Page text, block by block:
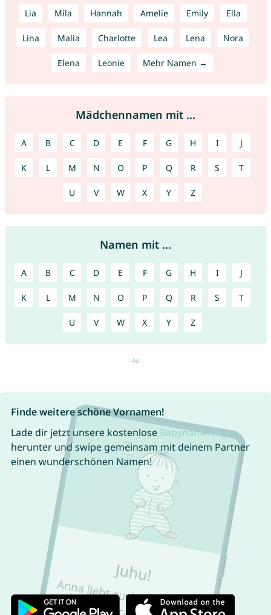
Lia Mila Hannah Amelie Emily Ella
Lina Malia Charlotte Lea Lena Nora
Elena Leonie Mehr Namen →
Mädchennamen mit ...
A B C D E F G H I J
K L M N O P Q R S T
U V W X Y Z
Namen mit ...
A B C D E F G H I J
K L M N O P Q R S T
U V W X Y Z
Finde weitere schöne Vornamen!
Lade dir jetzt unsere kostenlose Babynamen App
herunter und swipe gemeinsam mit deinem Partner
einen wunderschönen Namen!